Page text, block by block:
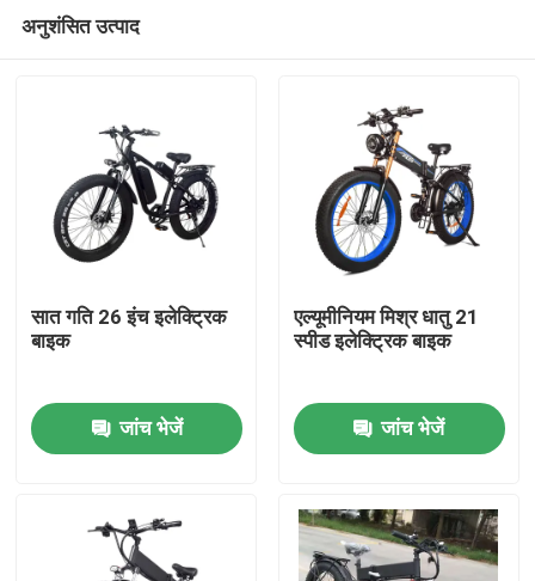
घर
अनुशंसित उत्पाद
सात गति 26 इंच इलेक्ट्रिक
बाइक
जांच भेजें
एल्यूमीनियम मिश्र धातु 21
स्पीड इलेक्ट्रिक बाइक
जांच भेजें